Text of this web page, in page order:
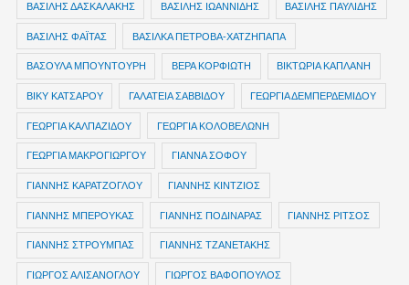
ΒΑΣΙΛΗΣ ΔΑΣΚΑΛΑΚΗΣ ΒΑΣΙΛΗΣ ΙΩΑΝΝΙΔΗΣ ΒΑΣΙΛΗΣ ΠΑΥΛΙΔΗΣ
ΒΑΣΙΛΗΣ ΦΑΪΤΑΣ ΒΑΣΙΛΚΑ ΠΕΤΡΟΒΑ-ΧΑΤΖΗΠΑΠΑ
ΒΑΣΟΥΛΑ ΜΠΟΥΝΤΟΥΡΗ ΒΕΡΑ ΚΟΡΦΙΩΤΗ ΒΙΚΤΩΡΙΑ ΚΑΠΛΑΝΗ
ΒΙΚΥ ΚΑΤΣΑΡΟΥ ΓΑΛΑΤΕΙΑ ΣΑΒΒΙΔΟΥ ΓΕΩΡΓΙΑ ΔΕΜΠΕΡΔΕΜΙΔΟΥ
ΓΕΩΡΓΙΑ ΚΑΛΠΑΖΙΔΟΥ ΓΕΩΡΓΙΑ ΚΟΛΟΒΕΛΩΝΗ
ΓΕΩΡΓΙΑ ΜΑΚΡΟΓΙΩΡΓΟΥ ΓΙΑΝΝΑ ΣΟΦΟΥ
ΓΙΑΝΝΗΣ ΚΑΡΑΤΖΟΓΛΟΥ ΓΙΑΝΝΗΣ ΚΙΝΤΖΙΟΣ
ΓΙΑΝΝΗΣ ΜΠΕΡΟΥΚΑΣ ΓΙΑΝΝΗΣ ΠΟΔΙΝΑΡΑΣ ΓΙΑΝΝΗΣ ΡΙΤΣΟΣ
ΓΙΑΝΝΗΣ ΣΤΡΟΥΜΠΑΣ ΓΙΑΝΝΗΣ ΤΖΑΝΕΤΑΚΗΣ
ΓΙΩΡΓΟΣ ΑΛΙΣΑΝΟΓΛΟΥ ΓΙΩΡΓΟΣ ΒΑΦΟΠΟΥΛΟΣ